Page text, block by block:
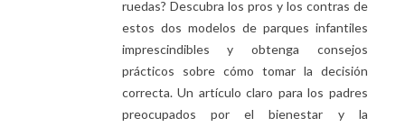
¿Estás dudando entre una mochila
ergonómica y una mochila escolar con
ruedas? Descubra los pros y los contras de
estos dos modelos de parques infantiles
imprescindibles y obtenga consejos
prácticos sobre cómo tomar la decisión